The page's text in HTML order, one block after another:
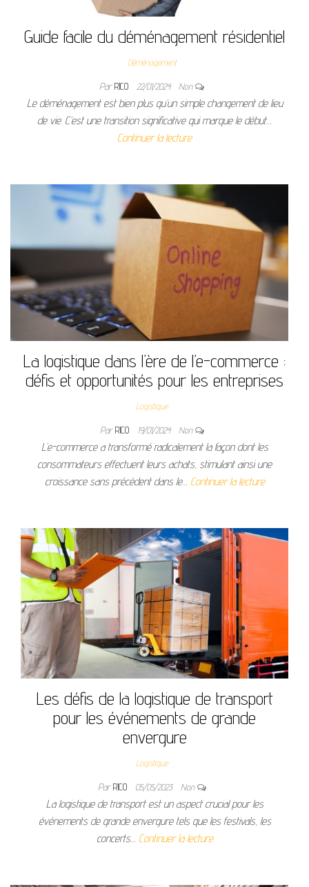
Guide facile du déménagement résidentiel
Déménagement
ParRICO 22/01/2024 Non
Le déménagement est bien plus qu’un simple changement de lieu
de vie. C’est une transition significative qui marque le début…
Continuer la lecture
La logistique dans l’ère de l’e-commerce :
défis et opportunités pour les entreprises
Logistique
ParRICO 19/01/2024 Non
L’e-commerce a transformé radicalement la façon dont les
consommateurs effectuent leurs achats, stimulant ainsi une
croissance sans précédent dans le… Continuer la lecture
Les défis de la logistique de transport
pour les événements de grande
envergure
Logistique
ParRICO 05/05/2023 Non
La logistique de transport est un aspect crucial pour les
événements de grande envergure tels que les festivals, les
concerts… Continuer la lecture